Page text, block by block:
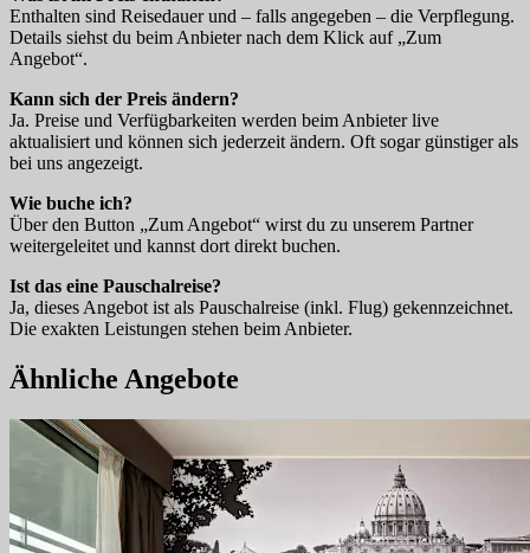
Enthalten sind Reisedauer und – falls angegeben – die Verpflegung.
Details siehst du beim Anbieter nach dem Klick auf „Zum
Angebot“.
Kann sich der Preis ändern?
Ja. Preise und Verfügbarkeiten werden beim Anbieter live
aktualisiert und können sich jederzeit ändern. Oft sogar günstiger als
bei uns angezeigt.
Wie buche ich?
Über den Button „Zum Angebot“ wirst du zu unserem Partner
weitergeleitet und kannst dort direkt buchen.
Ist das eine Pauschalreise?
Ja, dieses Angebot ist als Pauschalreise (inkl. Flug) gekennzeichnet.
Die exakten Leistungen stehen beim Anbieter.
Ähnliche Angebote